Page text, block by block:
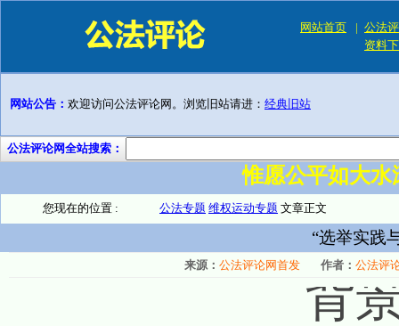
网站首页 | 公法
资料
网站公告： 欢迎访问公法评论网。浏览旧站请进： 经典旧站
公法评论网全站搜索：
惟愿公平如大
您现在的位置 : 公法专题 维权运动专题 文章正文
“选举实践
来源： 公法评论网首发 作者： 公法评
背